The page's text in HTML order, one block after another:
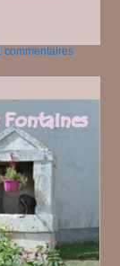
commentairessur
5